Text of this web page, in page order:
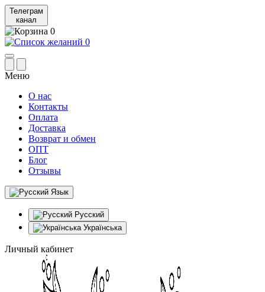
Телеграм
канал
0
0
Меню
О нас
Контакты
Оплата
Доставка
Возврат и обмен
ОПТ
Блог
Отзывы
Язык
Русский
Українська
Личный кабинет